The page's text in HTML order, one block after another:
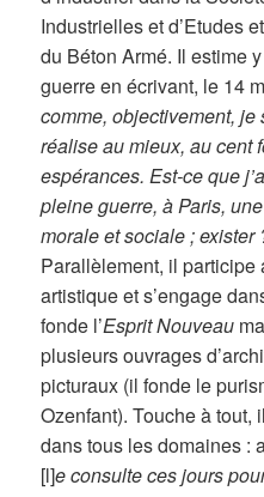
Industrielles et d’Etudes
du Béton Armé. Il estime
guerre en écrivant, le 14
comme, objectivement,
réalise au mieux, au cent
espérances. Est-ce que
pleine guerre, à Paris,
morale et sociale ; exister
Parallèlement, il participe
artistique et s’engage
fonde l’Esprit Nouveau
plusieurs ouvrages
picturaux (il fonde le
Ozenfant). Touche à
dans tous les domaines :
[l]e consulte ces jours